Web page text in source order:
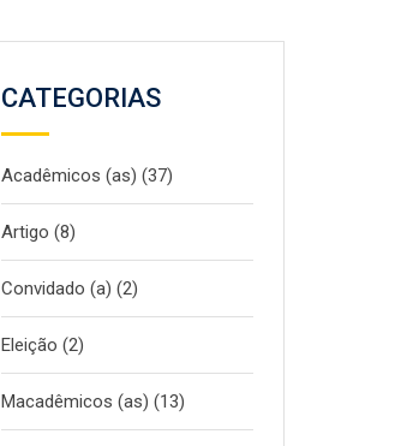
CATEGORIAS
Acadêmicos (as) (37)
Artigo (8)
Convidado (a) (2)
Eleição (2)
Macadêmicos (as) (13)